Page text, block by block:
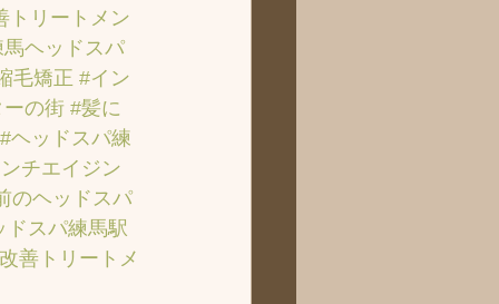
トリートメン
馬ヘッドスパ
毛矯正 #イン
の街 #髪に
#ヘッドスパ練
チエイジン
のヘッドスパ
ドスパ練馬駅
善トリートメ